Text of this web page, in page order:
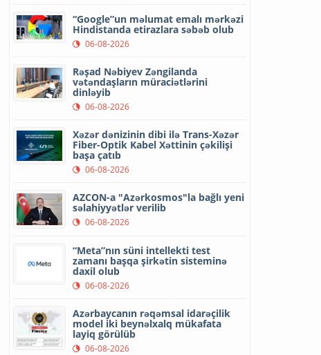
“Google”un məlumat emalı mərkəzi
Hindistanda etirazlara səbəb olub
06-08-2026
Rəşad Nəbiyev Zəngilanda
vətəndaşların müraciətlərini
dinləyib
06-08-2026
Xəzər dənizinin dibi ilə Trans-Xəzər
Fiber-Optik Kabel Xəttinin çəkilişi
başa çatıb
06-08-2026
AZCON-a "Azərkosmos"la bağlı yeni
səlahiyyətlər verilib
06-08-2026
“Meta”nın süni intellekti test
zamanı başqa şirkətin sisteminə
daxil olub
06-08-2026
Azərbaycanın rəqəmsal idarəçilik
model iki beynəlxalq mükafata
layiq görülüb
06-08-2026